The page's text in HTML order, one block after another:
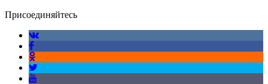
Присоединяйтесь